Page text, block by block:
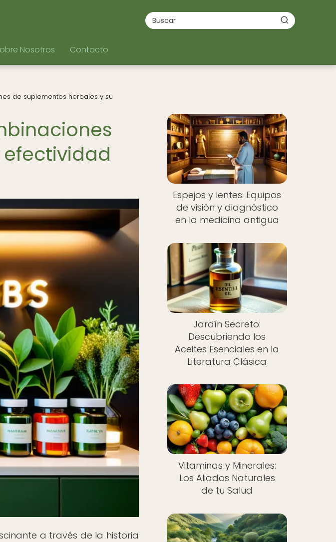
Nosotros Contacto
de suplementos herbales y su
a través de la historia
Espejos y lentes: Equipos
de visión y diagnóstico
en la medicina antigua
Jardín Secreto:
Descubriendo los
Aceites Esenciales en la
Literatura Clásica
Vitaminas y Minerales:
Los Aliados Naturales
de tu Salud